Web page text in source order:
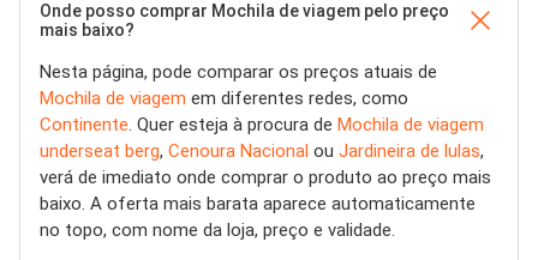
Onde posso comprar Mochila de viagem pelo preço
mais baixo?
Nesta página, pode comparar os preços atuais de
Mochila de viagem em diferentes redes, como
Continente. Quer esteja à procura de Mochila de viagem
underseat berg, Cenoura Nacional ou Jardineira de lulas,
verá de imediato onde comprar o produto ao preço mais
baixo. A oferta mais barata aparece automaticamente
no topo, com nome da loja, preço e validade.